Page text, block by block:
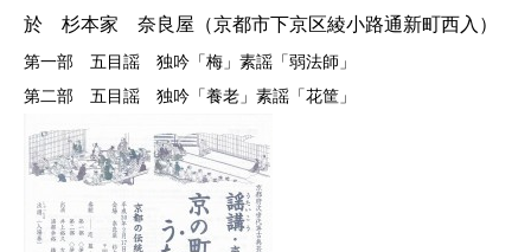
於 杉本家 奈良屋（京都市下京区綾小路通新町西入）
第一部 五目謡 独吟「梅」素謡「弱法師」
第二部 五目謡 独吟「養老」素謡「花筐」